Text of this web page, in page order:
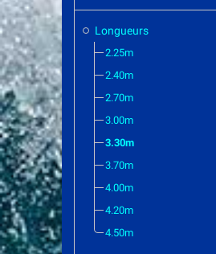
Longueurs
2.25m
2.40m
2.70m
3.00m
3.30m
3.70m
4.00m
4.20m
4.50m